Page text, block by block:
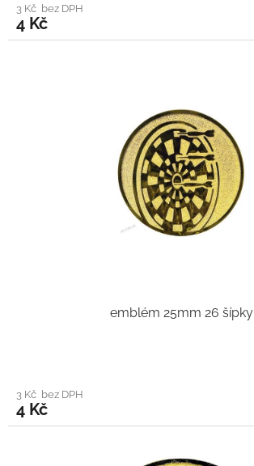
3 Kč bez DPH
4 Kč
emblém 25mm 26 šípky
3 Kč bez DPH
4 Kč